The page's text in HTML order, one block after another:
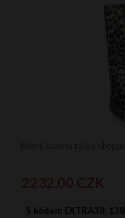
Módní kožená taška
2232,00 CZK
S kódem EXTRA38: